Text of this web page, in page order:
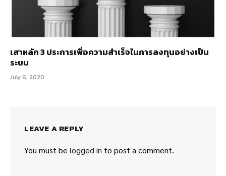
เสาหลัก 3 ประการเพื่อความสำเร็จในการลงทุนอย่างเป็น
ระบบ
July 6, 2020
LEAVE A REPLY
You must be logged in to post a comment.